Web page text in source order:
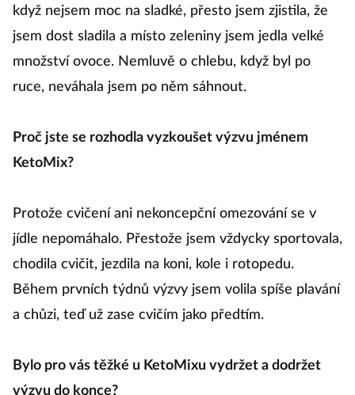
když nejsem moc na sladké, přesto jsem zjistila, že
jsem dost sladila a místo zeleniny jsem jedla velké
množství ovoce. Nemluvě o chlebu, když byl po
ruce, neváhala jsem po něm sáhnout.
Proč jste se rozhodla vyzkoušet výzvu jménem
KetoMix?
Protože cvičení ani nekoncepční omezování se v
jídle nepomáhalo. Přestože jsem vždycky sportovala,
chodila cvičit, jezdila na koni, kole i rotopedu.
Během prvních týdnů výzvy jsem volila spíše plavání
a chůzi, teď už zase cvičím jako předtím.
Bylo pro vás těžké u KetoMixu vydržet a dodržet
výzvu do konce?